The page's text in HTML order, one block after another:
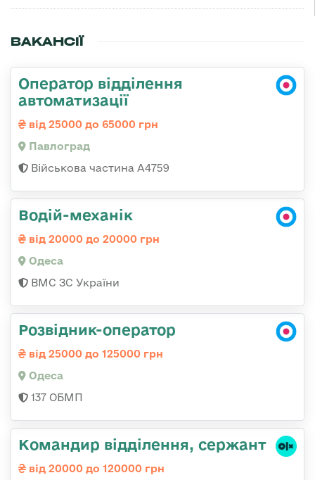
ВАКАНСІЇ
Оператор відділення
автоматизації
від 25000 до 65000 грн
Павлоград
Військова частина А4759
Водій-механік
від 20000 до 20000 грн
Одеса
ВМС ЗС України
Розвідник-оператор
від 25000 до 125000 грн
Одеса
137 ОБМП
Командир відділення, сержант
від 20000 до 120000 грн